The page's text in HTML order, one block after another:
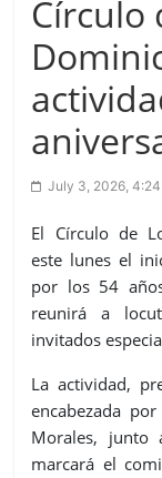
Círculo
July 3, 2026,
El Círculo de
este lunes el
por los 54
reunirá a
invitados
La actividad,
encabezada
Morales, junto
marcará el